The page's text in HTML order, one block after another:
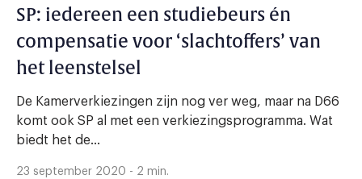
SP: iedereen een studiebeurs én
compensatie voor ‘slachtoffers’ van
het leenstelsel
De Kamerverkiezingen zijn nog ver weg, maar na D66
komt ook SP al met een verkiezingsprogramma. Wat
biedt het de...
23 september 2020 - 2 min.